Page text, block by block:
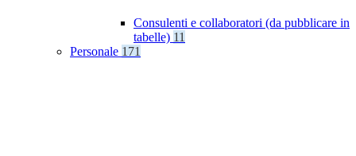
Consulenti e collaboratori (da pubblicare in
tabelle) 11
Personale 171